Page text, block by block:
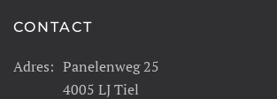
CONTACT
Adres: Panelenweg 25
4005 LJ Tiel